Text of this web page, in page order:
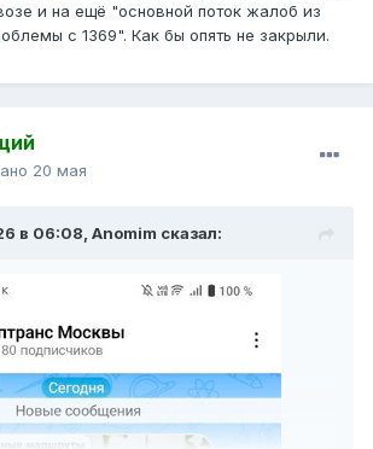
и на ещё "основной поток жалоб из
с 1369". Как бы опять не закрыли.
20 мая
в 06:08, Anomim сказал: